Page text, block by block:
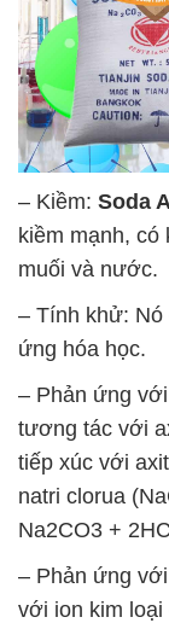
– Kiềm: Soda
kiềm mạnh,
muối và nước.
– Tính khử: Nó
ứng hóa học.
– Phản ứng
tương tác với
tiếp xúc với
natri clorua
Na2CO3 +
– Phản ứng
với ion kim